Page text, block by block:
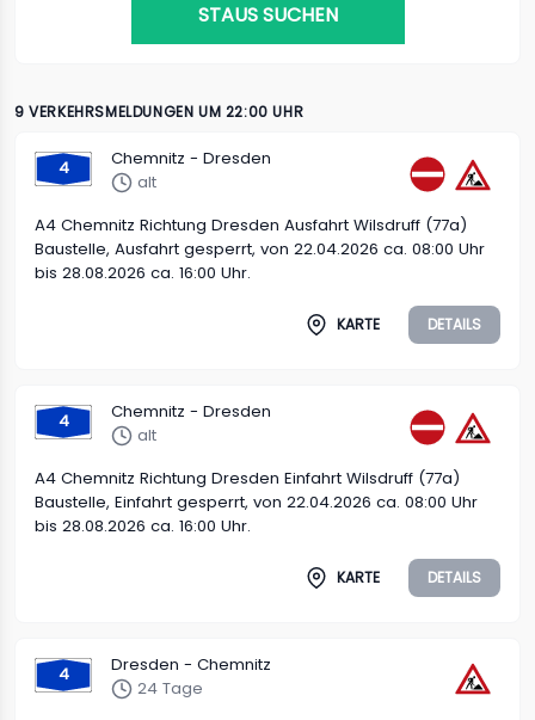
STAUS SUCHEN
9 VERKEHRSMELDUNGEN UM 22:00 UHR
4
Chemnitz - Dresden
alt
A4 Chemnitz Richtung Dresden Ausfahrt Wilsdruff (77a)
Baustelle, Ausfahrt gesperrt, von 22.04.2026 ca. 08:00 Uhr
bis 28.08.2026 ca. 16:00 Uhr.
KARTE DETAILS
4
Chemnitz - Dresden
alt
A4 Chemnitz Richtung Dresden Einfahrt Wilsdruff (77a)
Baustelle, Einfahrt gesperrt, von 22.04.2026 ca. 08:00 Uhr
bis 28.08.2026 ca. 16:00 Uhr.
KARTE DETAILS
4
Dresden - Chemnitz
24 Tage